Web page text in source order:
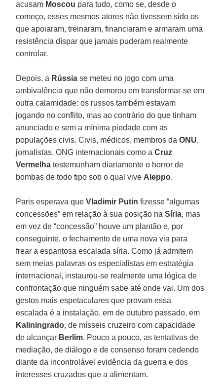
acusam Moscou para tudo, como se, desde o
começo, esses mesmos atores não tivessem sido os
que apoiaram, treinaram, financiaram e armaram uma
resistência díspar que jamais puderam realmente
controlar.
Depois, a Rússia se meteu no jogo com uma
ambivalência que não demorou em transformar-se em
outra calamidade: os russos também estavam
jogando no conflito, mas ao contrário do que tinham
anunciado e sem a mínima piedade com as
populações civis. Civis, médicos, membros daONU,
jornalistas, ONG internacionais como aCruz
Vermelha testemunham diariamente o horror de
bombas de todo tipo sob o qual vive Aleppo.
Paris esperava queVladimir Putin fizesse “algumas
concessões” em relação à sua posição naSíria, mas
em vez de “concessão” houve um plantão e, por
conseguinte, o fechamento de uma nova via para
frear a espantosa escalada síria. Como já admitem
sem meias palavras os especialistas em estratégia
internacional, instaurou-se realmente uma lógica de
confrontação que ninguém sabe até onde vai. Um dos
gestos mais espetaculares que provam essa
escalada é a instalação, em de outubro passado, em
Kaliningrado, de mísseis cruzeiro com capacidade
de alcançar Berlim. Pouco a pouco, as tentativas de
mediação, de diálogo e de consenso foram cedendo
diante da incontrolável evidência da guerra e dos
interesses cruzados que a alimentam.